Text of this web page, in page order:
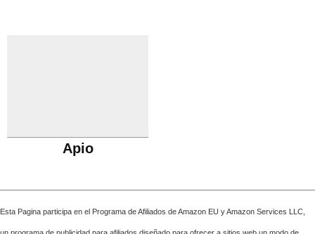
Apio
Esta Pagina participa en el Programa de Afiliados de Amazon EU y Amazon Services LLC,